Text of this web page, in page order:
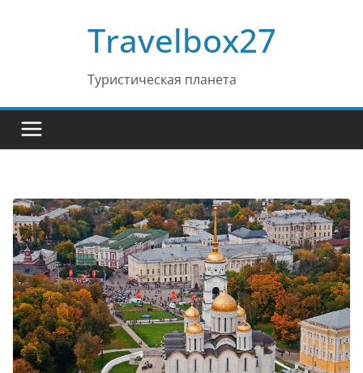
Travelbox27
Туристическая планета